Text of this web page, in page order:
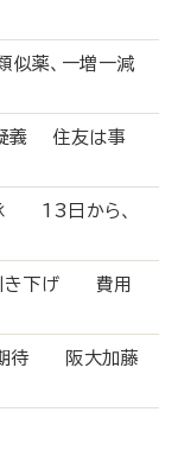
薬、一増一減
疑義 住友は事
承 13日から、
引き下げ 費用
期待 阪大加藤